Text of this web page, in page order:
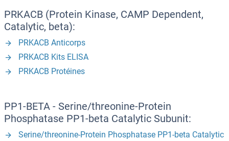
PRKACB (Protein Kinase, CAMP Dependent,
Catalytic, beta):
PRKACB Anticorps
PRKACB Kits ELISA
PRKACB Protéines
PP1-BETA - Serine/threonine-Protein
Phosphatase PP1-beta Catalytic Subunit:
Serine/threonine-Protein Phosphatase PP1-beta Catalytic